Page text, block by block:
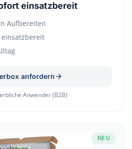
einsatzbereit
Aufbereiten
anfordern
Anwender (B2B)
NEU